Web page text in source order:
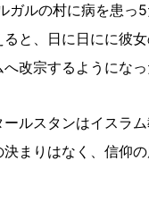
ガルの村に病を患っ
ると、日に日にに彼
へ改宗するようになっ
ールスタンはイスラ
決まりはなく、信仰